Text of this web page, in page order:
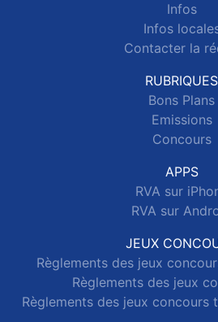
Infos
Infos
Contacter la
RUBRIQUES
Bons Plans
Emissions
Concours
APPS
RVA sur
RVA sur
JEUX
Règlements des jeux
Règlements des jeux
Règlements des jeux concours